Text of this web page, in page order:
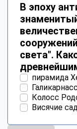
В эпоху
света".
пирамида
Колосс
Висячие